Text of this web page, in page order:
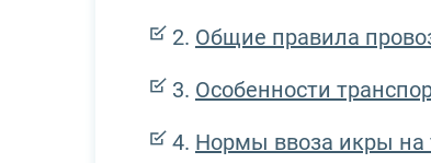
Общие правила
Особенности
Нормы ввоза икры на